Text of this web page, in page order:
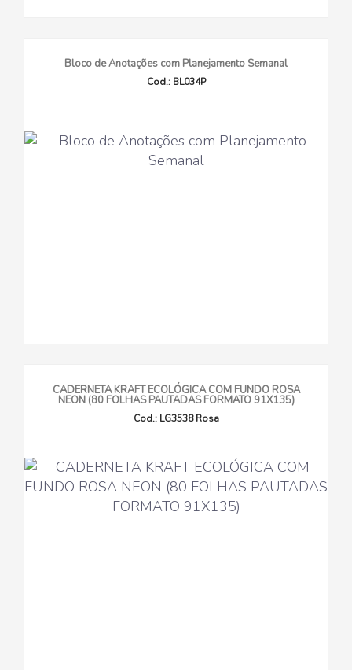
Bloco de Anotações com Planejamento Semanal
Cod.: BL034P
CADERNETA KRAFT ECOLÓGICA COM FUNDO ROSA
NEON (80 FOLHAS PAUTADAS FORMATO 91X135)
Cod.: LG3538 Rosa